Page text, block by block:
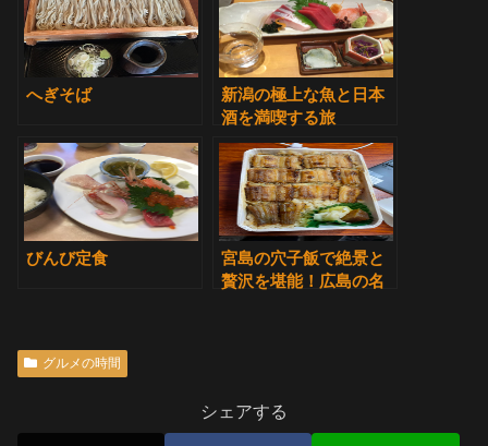
へぎそば
新潟の極上な魚と日本
酒を満喫する旅
びんび定食
宮島の穴子飯で絶景と
贅沢を堪能！広島の名
グルメの時間
シェアする